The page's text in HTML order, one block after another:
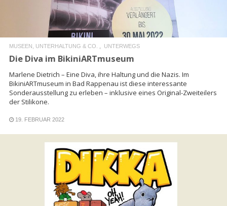
MUSEEN, UNTERHALTUNG & CO. UNTERWEGS
Die Diva im BikiniARTmuseum
Marlene Dietrich – Eine Diva, ihre Haltung und die Nazis. Im
BikiniARTmuseum in Bad Rappenau ist diese interessante
Sonderausstellung zu erleben – inklusive eines Original-Zweiteilers
der Stilikone.
19. FEBRUAR 2022